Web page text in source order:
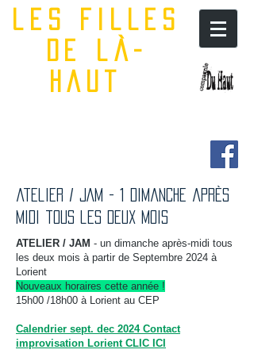
les filles
de là-
haut
atelier / JAM - 1 dimanche après
midi tous les deux mois
ATELIER / JAM - un dimanche après-midi tous
les deux mois à partir de Septembre 2024 à
Lorient
Nouveaux horaires cette année !
15h00 /18h00 à Lorient au CEP
Calendrier sept. dec 2024 Contact
improvisation Lorient CLIC ICI